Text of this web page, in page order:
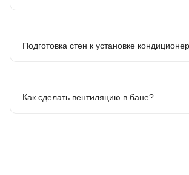
Подготовка стен к установке
Как сделать вентиляцию в бане?